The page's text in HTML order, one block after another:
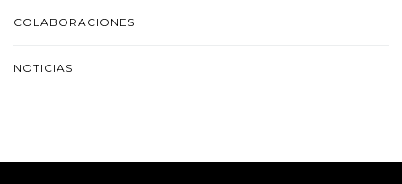
COLABORACIONES
NOTICIAS